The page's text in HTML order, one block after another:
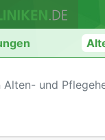
Alten- und